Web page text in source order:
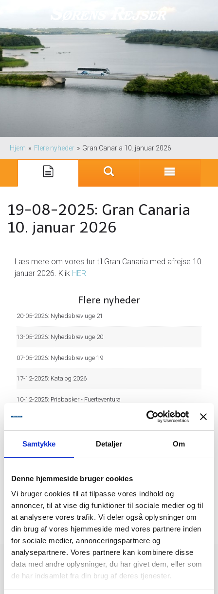
Samtykke Detaljer Om
Denne hjemmeside bruger cookies
Vi bruger cookies til at tilpasse vores indhold og
annoncer, til at vise dig funktioner til sociale medier og til
at analysere vores trafik. Vi deler også oplysninger om
din brug af vores hjemmeside med vores partnere inden
for sociale medier, annonceringspartnere og
analysepartnere. Vores partnere kan kombinere disse
data med andre oplysninger, du har givet dem, eller som
de har indsamlet fra din brug af deres tjenester.
Hjem » Flere nyheder » Gran Canaria 10. januar 2026
19-08-2025: Gran Canaria
10. januar 2026
Læs mere om vores tur til Gran Canaria med afrejse 10.
januar 2026. Klik HER
Flere nyheder
20-05-2026: Nyhedsbrev uge 21
13-05-2026: Nyhedsbrev uge 20
07-05-2026: Nyhedsbrev uge 19
17-12-2025: Katalog 2026
10-12-2025: Prisbasker - Fuerteventura
11-11-2025:
29-10-2025:Rejseforedrag 19/11-2025
19-08-2025:Gran Canaria 10. januar 2026
16-07-2025:Nyhedsbrev uge 29
Flere nyheder
Rejsekalender